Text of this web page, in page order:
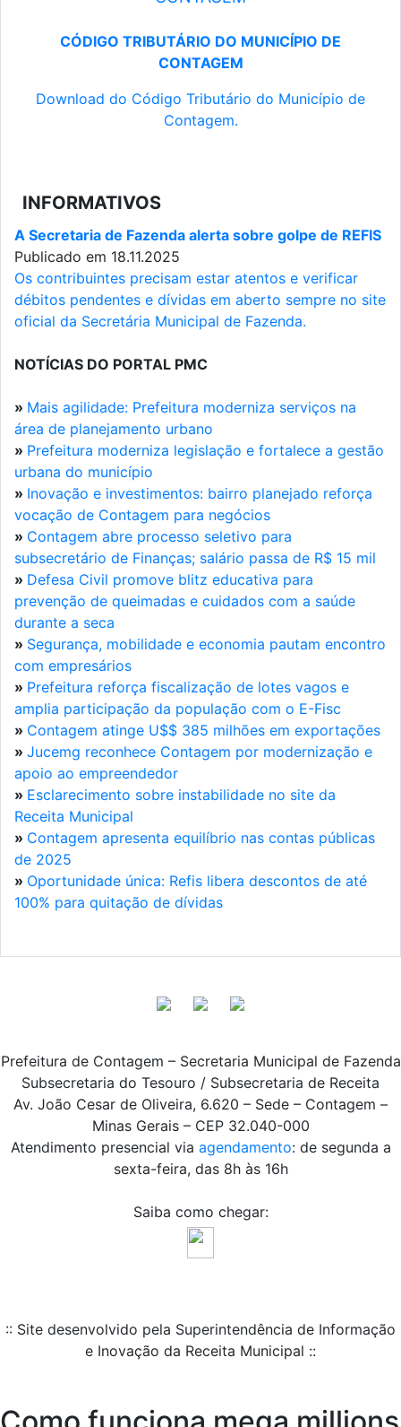
CÓDIGO TRIBUTÁRIO DO MUNICÍPIO DE
CONTAGEM
Download do Código Tributário do Município de
Contagem.
INFORMATIVOS
A Secretaria de Fazenda alerta sobre golpe de REFIS
Publicado em 18.11.2025
Os contribuintes precisam estar atentos e verificar
débitos pendentes e dívidas em aberto sempre no site
oficial da Secretária Municipal de Fazenda.
NOTÍCIAS DO PORTAL PMC
» Mais agilidade: Prefeitura moderniza serviços na
área de planejamento urbano
» Prefeitura moderniza legislação e fortalece a gestão
urbana do município
» Inovação e investimentos: bairro planejado reforça
vocação de Contagem para negócios
» Contagem abre processo seletivo para
subsecretário de Finanças; salário passa de R$ 15 mil
» Defesa Civil promove blitz educativa para
prevenção de queimadas e cuidados com a saúde
durante a seca
» Segurança, mobilidade e economia pautam encontro
com empresários
» Prefeitura reforça fiscalização de lotes vagos e
amplia participação da população com o E-Fisc
» Contagem atinge U$$ 385 milhões em exportações
» Jucemg reconhece Contagem por modernização e
apoio ao empreendedor
» Esclarecimento sobre instabilidade no site da
Receita Municipal
» Contagem apresenta equilíbrio nas contas públicas
de 2025
» Oportunidade única: Refis libera descontos de até
100% para quitação de dívidas
Prefeitura de Contagem – Secretaria Municipal de Fazenda
Subsecretaria do Tesouro / Subsecretaria de Receita
Av. João Cesar de Oliveira, 6.620 – Sede – Contagem –
Minas Gerais – CEP 32.040-000
Atendimento presencial via agendamento: de segunda a
sexta-feira, das 8h às 16h
Saiba como chegar:
:: Site desenvolvido pela Superintendência de Informação
e Inovação da Receita Municipal ::